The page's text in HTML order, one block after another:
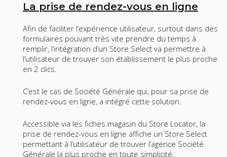
La prise de rendez-vous en ligne
Afin de faciliter l’expérience utilisateur, surtout dans des
formulaires pouvant très vite prendre du temps à
remplir, l’intégration d’un Store Select va permettre à
l’utilisateur de trouver son établissement le plus proche
en 2 clics.
C’est le cas de Société Générale qui, pour sa prise de
rendez-vous en ligne, a intégré cette solution.
Accessible via les fiches magasin du Store Locator, la
prise de rendez-vous en ligne affiche un Store Select
permettant à l’utilisateur de trouver l’agence Société
Générale la plus proche en toute simplicité.